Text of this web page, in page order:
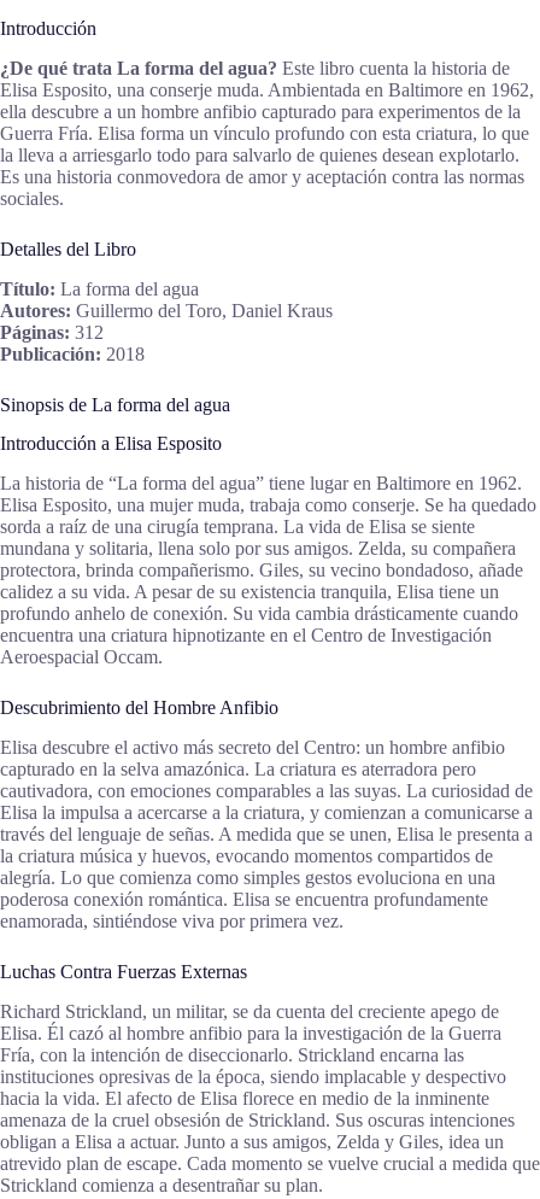
Introducción
¿De qué trata La forma del agua? Este libro cuenta la historia de
Elisa Esposito, una conserje muda. Ambientada en Baltimore en 1962,
ella descubre a un hombre anfibio capturado para experimentos de la
Guerra Fría. Elisa forma un vínculo profundo con esta criatura, lo que
la lleva a arriesgarlo todo para salvarlo de quienes desean explotarlo.
Es una historia conmovedora de amor y aceptación contra las normas
sociales.
Detalles del Libro
Título: La forma del agua
Autores: Guillermo del Toro, Daniel Kraus
Páginas: 312
Publicación: 2018
Sinopsis de La forma del agua
Introducción a Elisa Esposito
La historia de “La forma del agua” tiene lugar en Baltimore en 1962.
Elisa Esposito, una mujer muda, trabaja como conserje. Se ha quedado
sorda a raíz de una cirugía temprana. La vida de Elisa se siente
mundana y solitaria, llena solo por sus amigos. Zelda, su compañera
protectora, brinda compañerismo. Giles, su vecino bondadoso, añade
calidez a su vida. A pesar de su existencia tranquila, Elisa tiene un
profundo anhelo de conexión. Su vida cambia drásticamente cuando
encuentra una criatura hipnotizante en el Centro de Investigación
Aeroespacial Occam.
Descubrimiento del Hombre Anfibio
Elisa descubre el activo más secreto del Centro: un hombre anfibio
capturado en la selva amazónica. La criatura es aterradora pero
cautivadora, con emociones comparables a las suyas. La curiosidad de
Elisa la impulsa a acercarse a la criatura, y comienzan a comunicarse a
través del lenguaje de señas. A medida que se unen, Elisa le presenta a
la criatura música y huevos, evocando momentos compartidos de
alegría. Lo que comienza como simples gestos evoluciona en una
poderosa conexión romántica. Elisa se encuentra profundamente
enamorada, sintiéndose viva por primera vez.
Luchas Contra Fuerzas Externas
Richard Strickland, un militar, se da cuenta del creciente apego de
Elisa. Él cazó al hombre anfibio para la investigación de la Guerra
Fría, con la intención de diseccionarlo. Strickland encarna las
instituciones opresivas de la época, siendo implacable y despectivo
hacia la vida. El afecto de Elisa florece en medio de la inminente
amenaza de la cruel obsesión de Strickland. Sus oscuras intenciones
obligan a Elisa a actuar. Junto a sus amigos, Zelda y Giles, idea un
atrevido plan de escape. Cada momento se vuelve crucial a medida que
Strickland comienza a desentrañar su plan.